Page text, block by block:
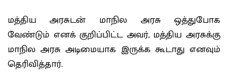
மத்திய அரசுடன் மாநில அரசு ஒத்துபோக
வேண்டும் எனக் குறிப்பிட்ட அவர், மத்திய அரசுக்கு
மாநில அரசு அடிமையாக இருக்க கூடாது எனவும்
தெரிவித்தார்.